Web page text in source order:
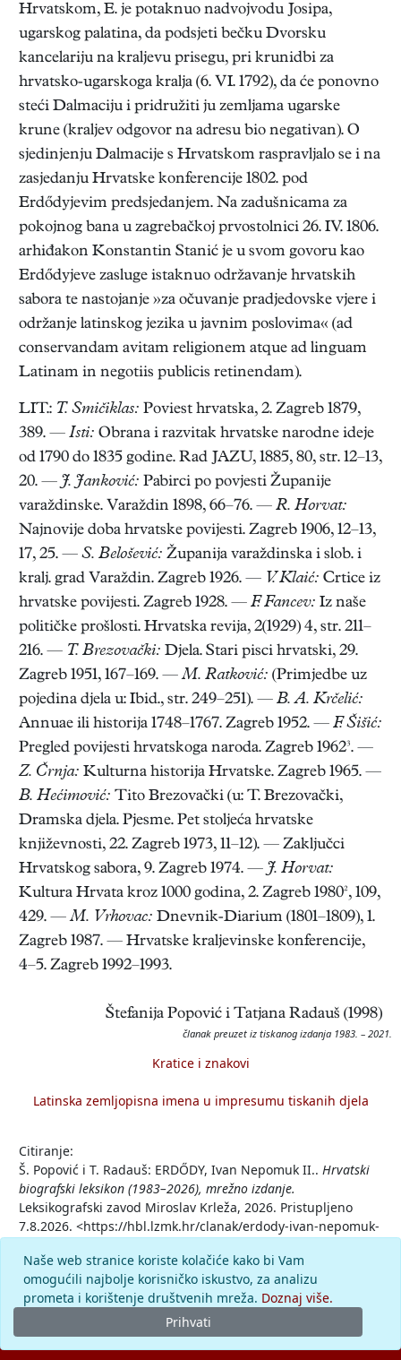
Hrvatskom, E. je potaknuo nadvojvodu Josipa,
ugarskog palatina, da podsjeti bečku Dvorsku
kancelariju na kraljevu prisegu, pri krunidbi za
hrvatsko-ugarskoga kralja (6. VI. 1792), da će ponovno
steći Dalmaciju i pridružiti ju zemljama ugarske
krune (kraljev odgovor na adresu bio negativan). O
sjedinjenju Dalmacije s Hrvatskom raspravljalo se i na
zasjedanju Hrvatske konferencije 1802. pod
Erdődyjevim predsjedanjem. Na zadušnicama za
pokojnog bana u zagrebačkoj prvostolnici 26. IV. 1806.
arhiđakon Konstantin Stanić je u svom govoru kao
Erdődyjeve zasluge istaknuo održavanje hrvatskih
sabora te nastojanje »za očuvanje pradjedovske vjere i
održanje latinskog jezika u javnim poslovima« (ad
conservandam avitam religionem atque ad linguam
Latinam in negotiis publicis retinendam).
LIT.: T. Smičiklas: Poviest hrvatska, 2. Zagreb 1879,
389. — Isti: Obrana i razvitak hrvatske narodne ideje
od 1790 do 1835 godine. Rad JAZU, 1885, 80, str. 12–13,
20. — J. Janković: Pabirci po povjesti Županije
varaždinske. Varaždin 1898, 66–76. — R. Horvat:
Najnovije doba hrvatske povijesti. Zagreb 1906, 12–13,
17, 25. — S. Belošević: Županija varaždinska i slob. i
kralj. grad Varaždin. Zagreb 1926. — V. Klaić: Crtice iz
hrvatske povijesti. Zagreb 1928. — F. Fancev: Iz naše
političke prošlosti. Hrvatska revija, 2(1929) 4, str. 211–
216. — T. Brezovački: Djela. Stari pisci hrvatski, 29.
Zagreb 1951, 167–169. —M. Ratković: (Primjedbe uz
pojedina djela u: Ibid., str. 249–251). — B. A. Krčelić:
Annuae ili historija 1748–1767. Zagreb 1952. — F. Šišić:
Pregled povijesti hrvatskoga naroda. Zagreb 1962³. —
Z. Črnja: Kulturna historija Hrvatske. Zagreb 1965. —
B. Hećimović: Tito Brezovački (u: T. Brezovački,
Dramska djela. Pjesme. Pet stoljeća hrvatske
književnosti, 22. Zagreb 1973, 11–12). — Zaključci
Hrvatskog sabora, 9. Zagreb 1974. — J. Horvat:
Kultura Hrvata kroz 1000 godina, 2. Zagreb 1980², 109,
429. —M. Vrhovac: Dnevnik-Diarium (1801–1809), 1.
Zagreb 1987. — Hrvatske kraljevinske konferencije,
4–5. Zagreb 1992–1993.
Štefanija Popović i Tatjana Radauš (1998)
članak preuzet iz tiskanog izdanja 1983. – 2021.
Kratice i znakovi
Latinska zemljopisna imena u impresumu tiskanih djela
Citiranje:
Š. Popović i T. Radauš: ERDŐDY, Ivan Nepomuk II.. Hrvatski
biografski leksikon (1983–2026), mrežno izdanje.
Leksikografski zavod Miroslav Krleža, 2026. Pristupljeno
7.8.2026. <https://hbl.lzmk.hr/clanak/erdody-ivan-nepomuk-
Komentar
Naše web stranice koriste kolačiće kako bi Vam
omogućili najbolje korisničko iskustvo, za analizu
prometa i korištenje društvenih mreža. Doznaj više.
Prihvati
© 2026.Leksikografski zavodMiroslav Krleža